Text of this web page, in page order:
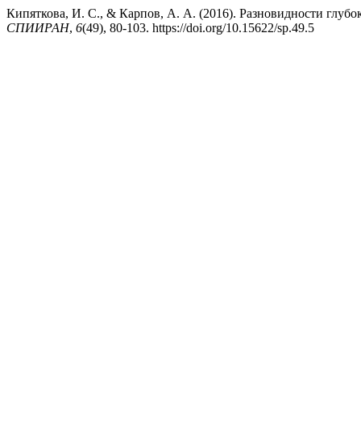
Кипяткова, И. С., & Карпов, А. А. (2016). Разновидности
СПИИРАН, 6(49), 80-103. https://doi.org/10.15622/sp.49.5